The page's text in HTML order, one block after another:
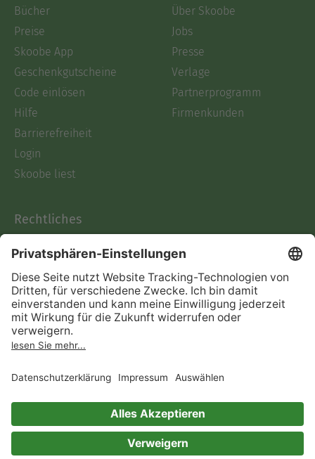
Bücher
Preise
Skoobe App
Geschenkgutscheine
Code einlösen
Hilfe
Barrierefreiheit
Login
Skoobe liest
Über Skoobe
Jobs
Presse
Verlage
Partnerprogramm
Firmenkunden
Rechtliches
AGB
Informationen nach Data
Act
Verträge hier kündigen
Impressum
Immer ein gutes Buch